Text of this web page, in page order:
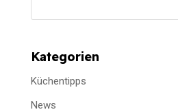
Kategorien
Küchentipps
News